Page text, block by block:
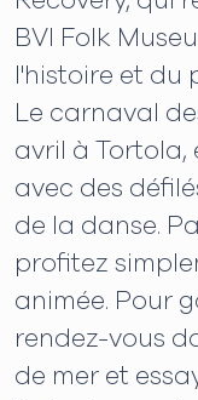
BVI Folk
l'histoire et du
Le carnaval
avril à Tortola,
avec des
de la danse.
profitez
animée. Pour
rendez-vous
de mer et